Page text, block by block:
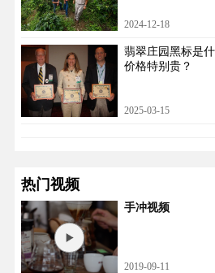
2024-12-18
翡翠庄园黑标是
价格特别贵？
2025-03-15
热门视频
手冲视频
2019-09-11